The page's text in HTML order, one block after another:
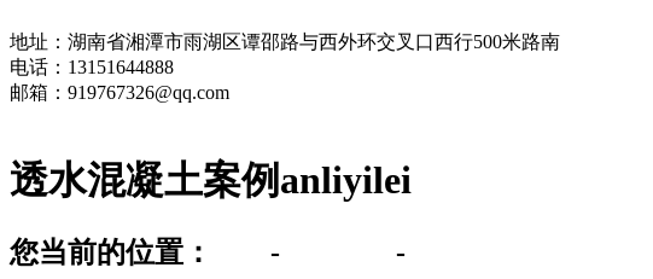
地址：湖南省湘潭市雨湖区谭邵路与西外环交叉口西行500米路南
电话：13151644888
邮箱：919767326@qq.com
透水混凝土案例anliyilei
您当前的位置： - -